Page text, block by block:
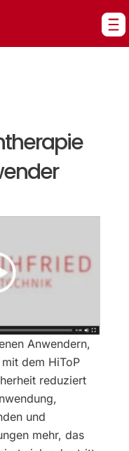
Anwendern,
dem HiToP
reduziert
und
mehr, das